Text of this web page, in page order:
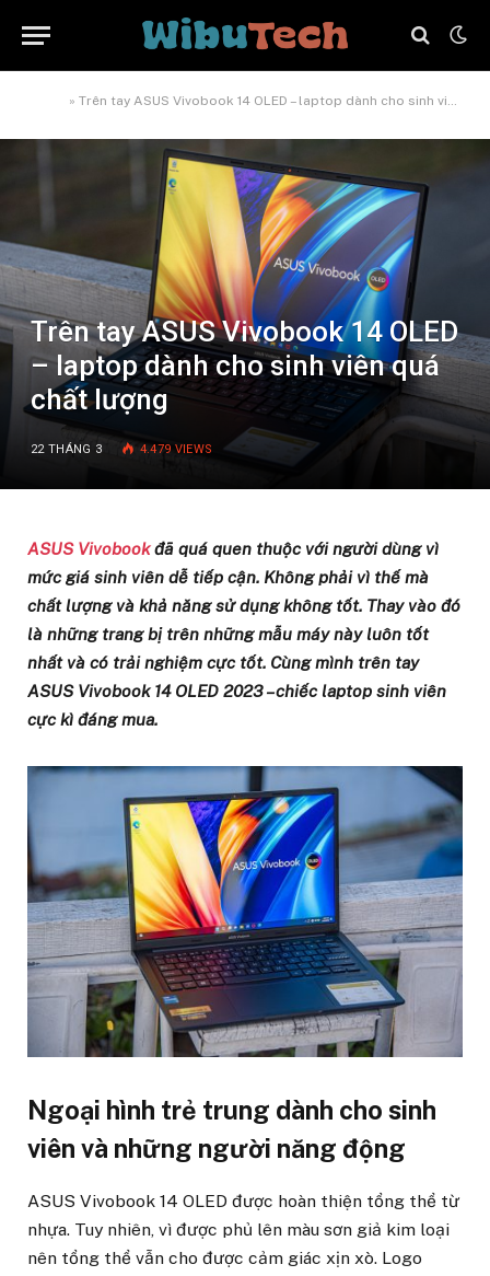
» Trên tay ASUS Vivobook 14 OLED – laptop dành cho sinh viên quá chất lượng
Trên tay ASUS Vivobook 14 OLED
– laptop dành cho sinh viên quá
chất lượng
22 THÁNG 3 4.479 VIEWS
ASUS Vivobookđã quá quen thuộc với người dùng vì
mức giá sinh viên dễ tiếp cận. Không phải vì thế mà
chất lượng và khả năng sử dụng không tốt. Thay vào đó
là những trang bị trên những mẫu máy này luôn tốt
nhất và có trải nghiệm cực tốt. Cùng mình trên tay
ASUS Vivobook 14 OLED 2023 – chiếc laptop sinh viên
cực kì đáng mua.
Ngoại hình trẻ trung dành cho sinh
viên và những người năng động
ASUS Vivobook 14 OLED được hoàn thiện tổng thể từ
nhựa. Tuy nhiên, vì được phủ lên màu sơn giả kim loại
nên tổng thể vẫn cho được cảm giác xịn xò. Logo